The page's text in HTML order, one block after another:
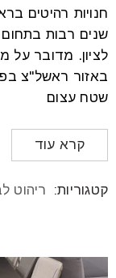
חנויות רהיטים
שנים רבות בתחום
לציון. מדובר על
באזור ראשל"צ
שטח עצום
קרא עוד
קטגוריות: ריהוט